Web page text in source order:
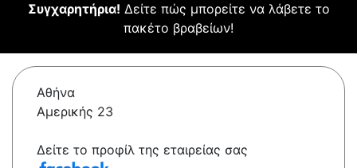
Συγχαρητήρια! Δείτε πώς μπορείτε να λάβετε το
πακέτο βραβείων!
Αθήνα
Αμερικής 23
Δείτε το προφίλ της εταιρείας σας